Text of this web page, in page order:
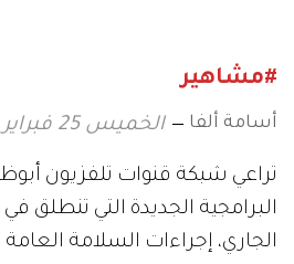
#مشاهير
أسامة ألفا الخميس 25 فبراير 2021 17:52
تراعي شبكة قنوات تلفزيون
البرامجية الجديدة التي تنطلق
الجاري، إجراءات السلامة